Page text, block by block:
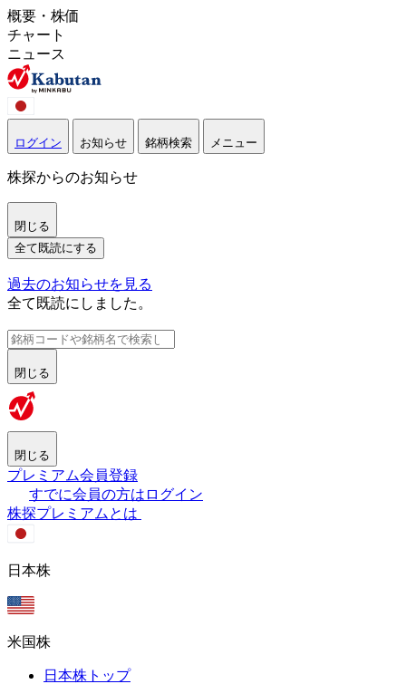
概要・株価
チャート
ニュース
ログイン お知らせ 銘柄検索 メニュー
株探からのお知らせ
閉じる
全て既読にする
過去のお知らせを見る
全て既読にしました。
閉じる
閉じる
プレミアム会員登録
すでに会員の方はログイン
株探プレミアムとは
日本株
米国株
日本株トップ